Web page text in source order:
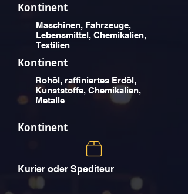
Kontinent
Maschinen, Fahrzeuge,
Lebensmittel, Chemikalien,
Textilien
Kontinent
Rohöl, raffiniertes Erdöl,
Kunststoffe, Chemikalien,
Metalle
Kontinent
Kurier oder Spediteur